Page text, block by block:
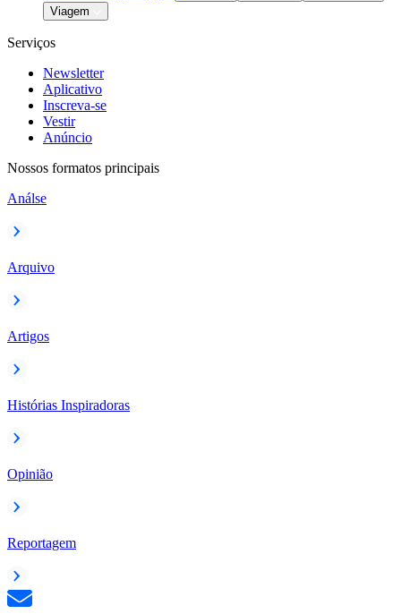
Viagem
Serviços
Newsletter
Aplicativo
Inscreva-se
Vestir
Anúncio
Nossos formatos principais
Análse
Arquivo
Artigos
Histórias Inspiradoras
Opinião
Reportagem